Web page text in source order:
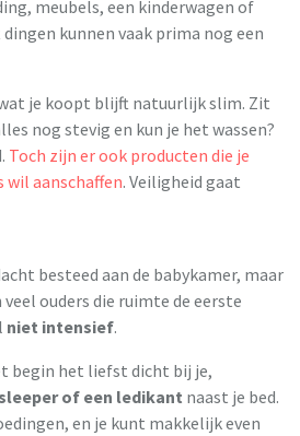
meubels, een kinderwagen of
kunnen vaak prima nog een
je koopt blijft natuurlijk slim. Zit
nog stevig en kun je het wassen?
Toch zijn er ook producten die je
wil aanschaffen. Veiligheid gaat
besteed aan de babykamer, maar
ouders die ruimte de eerste
niet intensief.
begin het liefst dicht bij je,
of een ledikant naast je bed.
en je kunt makkelijk even